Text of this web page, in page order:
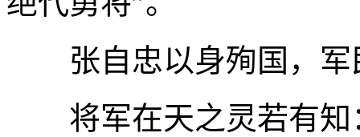
张自忠以身殉国，军
将军在天之灵若有知